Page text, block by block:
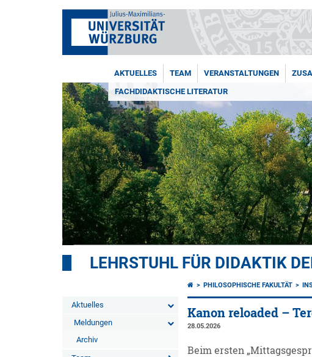
AKTUELLES TEAM VERANSTALTUNGEN
FACHDIDAKTISCHE LITERATUR
LEHRSTUHL FÜR DIDAKTIK
Aktuelles
Meldungen
Archiv
PHILOSOPHISCHE FAKULTÄT
Kanon reloaded –
28.05.2026
Beim ersten